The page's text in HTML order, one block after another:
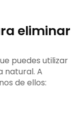
eliminar
puedes utilizar
natural. A
de ellos: